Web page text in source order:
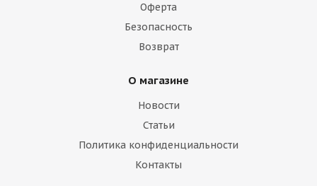
Оферта
Безопасность
Возврат
О магазине
Новости
Статьи
Политика конфиденциальности
Контакты